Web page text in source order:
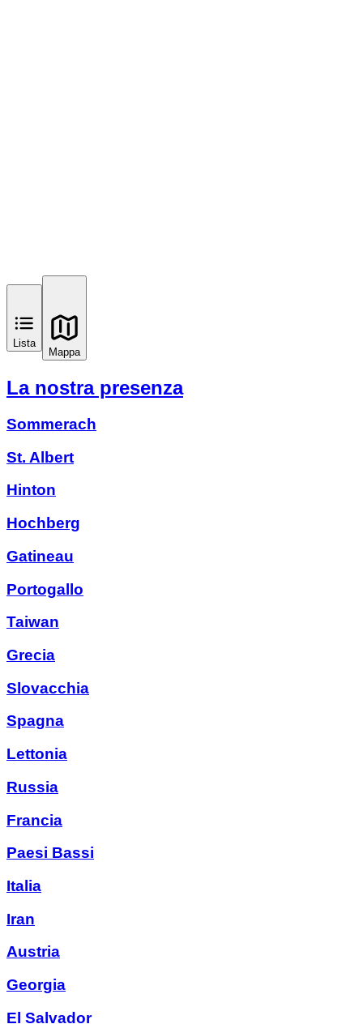
Lista
Mappa
La nostra presenza
Sommerach
St. Albert
Hinton
Hochberg
Gatineau
Portogallo
Taiwan
Grecia
Slovacchia
Spagna
Lettonia
Russia
Francia
Paesi Bassi
Italia
Iran
Austria
Georgia
El Salvador